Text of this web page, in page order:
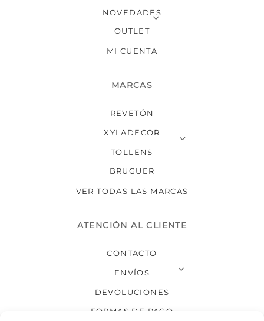
NOVEDADES
OUTLET
MI CUENTA
MARCAS
REVETÓN
XYLADECOR
TOLLENS
BRUGUER
VER TODAS LAS MARCAS
ATENCIÓN AL CLIENTE
CONTACTO
ENVÍOS
DEVOLUCIONES
FORMAS DE PAGO